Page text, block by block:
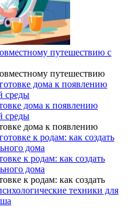
путешествию с
путешествию
дома к появлению
среды
дома к появлению
к родам: как создать
дома
к родам: как создать